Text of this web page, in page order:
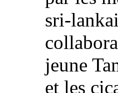
jeune
et les